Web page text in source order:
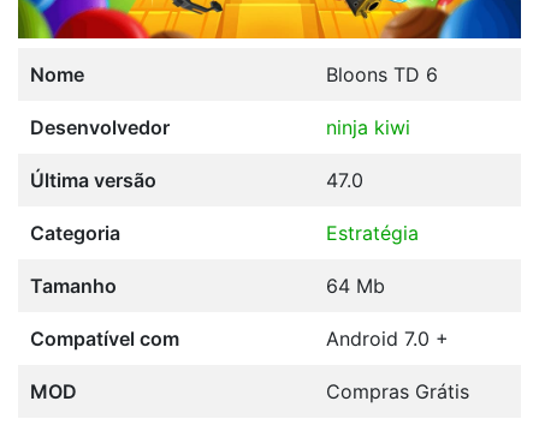
Nome Bloons TD 6
Desenvolvedor ninja kiwi
Última versão 47.0
Categoria Estratégia
Tamanho 64 Mb
Compatível com Android 7.0 +
MOD Compras Grátis